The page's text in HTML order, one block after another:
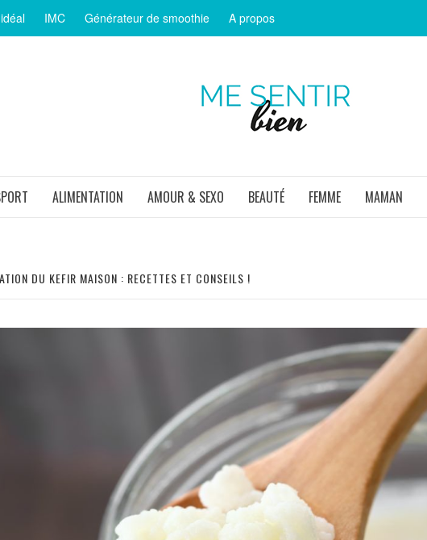
IMC Générateur de smoothie A propos
ALIMENTATION AMOUR & SEXO BEAUTÉ FEMME MAMAN
DU KEFIR MAISON : RECETTES ET CONSEILS !